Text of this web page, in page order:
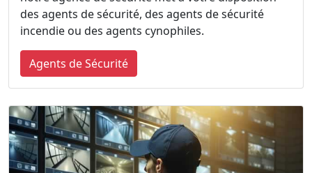
des agents de sécurité, des agents de sécurité
incendie ou des agents cynophiles.
Agents de Sécurité